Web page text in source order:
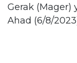
Gerak (Mager)
Ahad (6/8/